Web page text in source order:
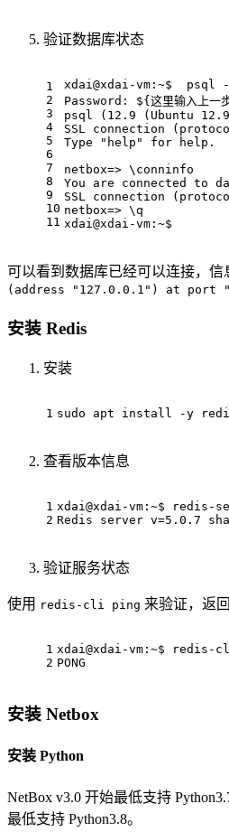
验证数据库状态
1
2
3
4
5
6
7
8
9
10
11
xdai@xdai-vm:~$  psql
Password: ${这里输入上一
psql (12.9 (Ubuntu
SSL connection
Type "help" for help.
netbox=> \conninfo
You are connected to
SSL connection
netbox=> \q
xdai@xdai-vm:~$
可以看到数据库已经可以连接，信
(address "127.0.0.1") at port
安装 Redis
安装
1 sudo apt install -y
查看版本信息
1
2
xdai@xdai-vm:~$ redis-
Redis server v=5.0.7
验证服务状态
使用 redis-cli ping 来验证，返回
1
2
xdai@xdai-vm:~$ redis-
PONG
安装 Netbox
安装 Python
NetBox v3.0 开始最低支持
最低支持 Python3.8。